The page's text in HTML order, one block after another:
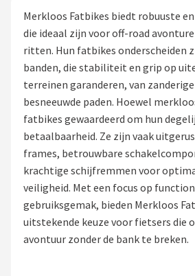
Fietsroutes
Kinderfietsen
Stadsfietsen
Elektrische fietsen
Mountainbikes
Shop
Merkloos Fatbikes biedt robuuste
die ideaal zijn voor off-road
ritten. Hun fatbikes onderscheiden
banden, die stabiliteit en grip op
terreinen garanderen, van
besneeuwde paden. Hoewel
fatbikes gewaardeerd om hun
betaalbaarheid. Ze zijn vaak
frames, betrouwbare
krachtige schijfremmen voor
veiligheid. Met een focus op
gebruiksgemak, bieden Merkloos
uitstekende keuze voor fietsers die
avontuur zonder de bank te breken.